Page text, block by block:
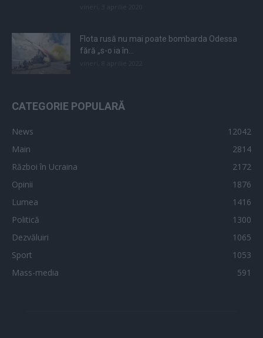
Flota rusă nu mai poate bombarda Odessa
fără „s-o ia în...
CATEGORIE POPULARĂ
News
12042
Main
2814
Război în Ucraina
2172
Opinii
1876
Lumea
1416
Politică
1300
Dezvăluiri
1065
Sport
1053
Mass-media
591